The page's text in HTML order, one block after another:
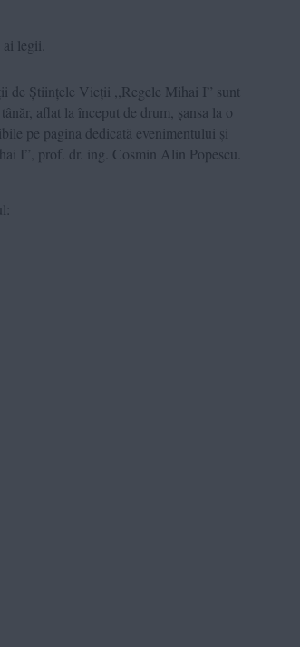
legii.
de Științele Vieții ,,Regele Mihai I” sunt
aflat la început de drum, șansa la o
pe pagina dedicată evenimentului și
I”, prof. dr. ing. Cosmin Alin Popescu.